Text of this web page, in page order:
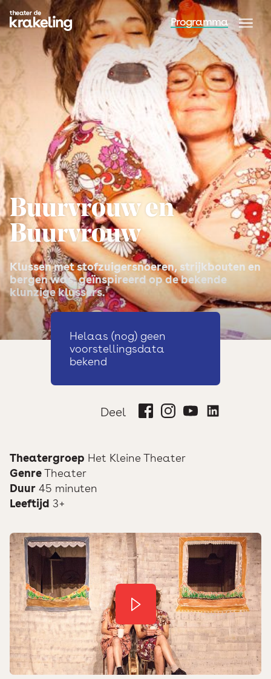
Programma
Buurvrouw en
Buurvrouw
Klussen met stofzuigersnoeren, strijkbouten en
bergen was, geïnspireerd op de bekende
klunzige klussers.
Helaas (nog) geen
voorstellingsdata
bekend
Deel
Theatergroep Het Kleine Theater
GenreTheater
Duur 45 minuten
Leeftijd 3+